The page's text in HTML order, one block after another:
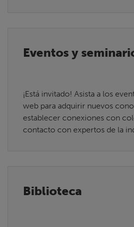
Eventos y
¡Está invitado! Asista a los
web para adquirir nuevos
establecer conexiones con
contacto con expertos de la
Biblioteca